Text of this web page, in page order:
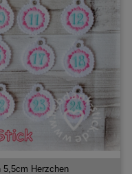
5,5cm Herzchen